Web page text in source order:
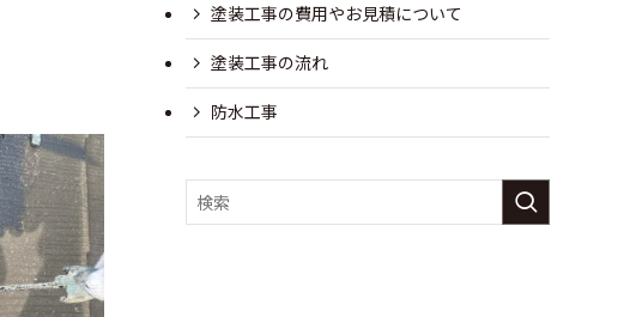
塗装工事の費用やお見積について
塗装工事の流れ
防水工事